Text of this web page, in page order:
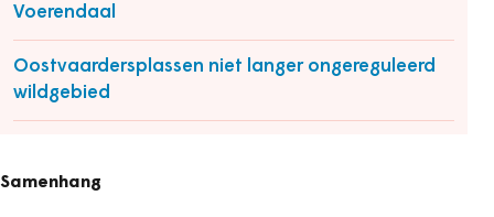
Voerendaal
Oostvaardersplassen niet langer ongereguleerd
wildgebied
Samenhang